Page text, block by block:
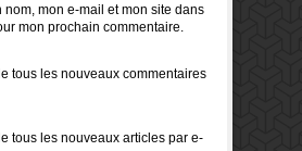
nom, mon e-mail et mon site dans
mon prochain commentaire.
tous les nouveaux commentaires
tous les nouveaux articles par e-